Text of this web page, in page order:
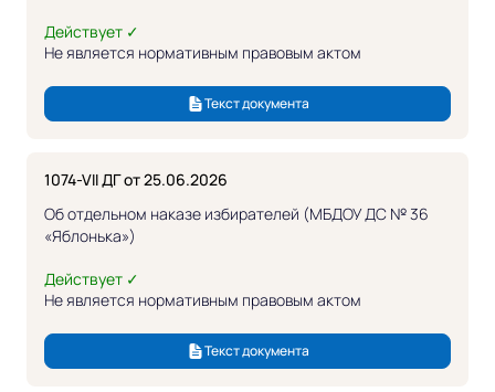
Действует ✓
Не является нормативным правовым актом
Текст документа
1074-VII ДГ от 25.06.2026
Об отдельном наказе избирателей (МБДОУ ДС № 36
«Яблонька»)
Действует ✓
Не является нормативным правовым актом
Текст документа